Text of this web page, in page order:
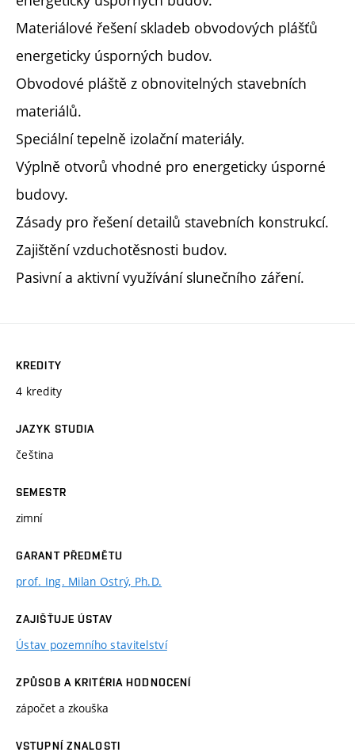
Materiálové řešení skladeb obvodových plášťů
energeticky úsporných budov.
Obvodové pláště z obnovitelných stavebních
materiálů.
Speciální tepelně izolační materiály.
Výplně otvorů vhodné pro energeticky úsporné
budovy.
Zásady pro řešení detailů stavebních konstrukcí.
Zajištění vzduchotěsnosti budov.
Pasivní a aktivní využívání slunečního záření.
KREDITY
4 kredity
JAZYK STUDIA
čeština
SEMESTR
zimní
GARANT PŘEDMĚTU
prof. Ing. Milan Ostrý, Ph.D.
ZAJIŠŤUJE ÚSTAV
Ústav pozemního stavitelství
ZPŮSOB A KRITÉRIA HODNOCENÍ
zápočet a zkouška
VSTUPNÍ ZNALOSTI